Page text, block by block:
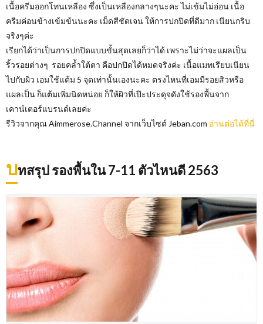
เนื้อครีมออกโทนเหลือง ซึ่งเป็นเหลืองกลางๆนะคะ ไม่เข้มไม่อ่อน เนื้อ
ครีมค่อนข้างเข้มข้นนะคะ เม็ดสีชัดเจน ให้การปกปิดที่ดีมาก เนียนกริบ
จริงๆค่ะ
เรียกได้ว่าเป็นการปกปิดแบบขั้นสุดเลยก็ว่าได้ เพราะไม่ว่าจะแผลเป็น
ริ้วรอยต่างๆ รอยคล้ำใต้ตา คือปกปิดได้หมดจริงค่ะ เนื้อแมทเรียบเนียน
ไปกับผิว เอมใช้แต้ม 5 จุดเท่านั้นเองนะคะ ตรงไหนที่เอมมีรอยสิวหรือ
แผลเป็น ก็แต้มเพิ่มนิดหน่อย ก็ให้ผิวที่เป๊ะประดุจดังใช้รองพื้นจาก
เคาน์เตอร์แบรนด์เลยค่ะ
รีวิวจากคุณ Aimmerose.Channel จากเว็บไซต์​ Jeban.com อ่านต่อได้ที่นี่
บทสรุป รองพื้นใน 7-11 ตัวไหนดี 2563